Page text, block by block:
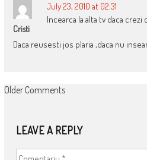
Cristi
July 23, 2010 at 02:31
Incearca la alta tv daca crezi
Daca reusesti jos plaria ,daca nu
COMMENT
Older Comments
LEAVE A REPLY